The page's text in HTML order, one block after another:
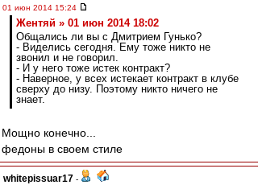
01 июн 2014 15:24
Жентяй » 01 июн 2014 18:02
Общались ли вы с Дмитрием Гунько?
- Виделись сегодня. Ему тоже никто не
звонил и не говорил.
- И у него тоже истек контракт?
- Наверное, у всех истекает контракт в клубе
сверху до низу. Поэтому никто ничего не
знает.
Мощно конечно...
федоны в своем стиле
whitepissuar17 -